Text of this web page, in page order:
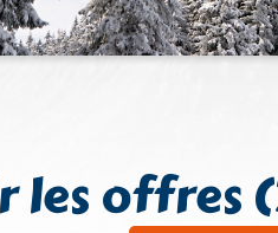
les offres